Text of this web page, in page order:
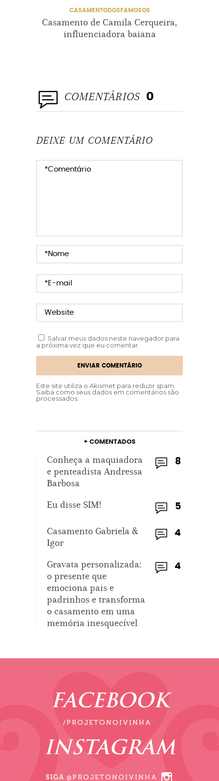
CASAMENTODOSFAMOSOS
Casamento de Camila Cerqueira,
influenciadora baiana
COMENTÁRIOS 0
DEIXE UM COMENTÁRIO
Salvar meus dados neste navegador para
a próxima vez que eu comentar.
Este site utiliza o Akismet para reduzir spam.
Saiba como seus dados em comentários são
processados
+ COMENTADOS
8
Conheça a maquiadora
e penteadista Andressa
Barbosa
5
Eu disse SIM!
4
Casamento Gabriela &
Igor
4
Gravata personalizada:
o presente que
emociona pais e
padrinhos e transforma
o casamento em uma
memória inesquecível
FACEBOOK
/PROJETONOIVINHA
INSTAGRAM
SIGA @PROJETONOIVINHA